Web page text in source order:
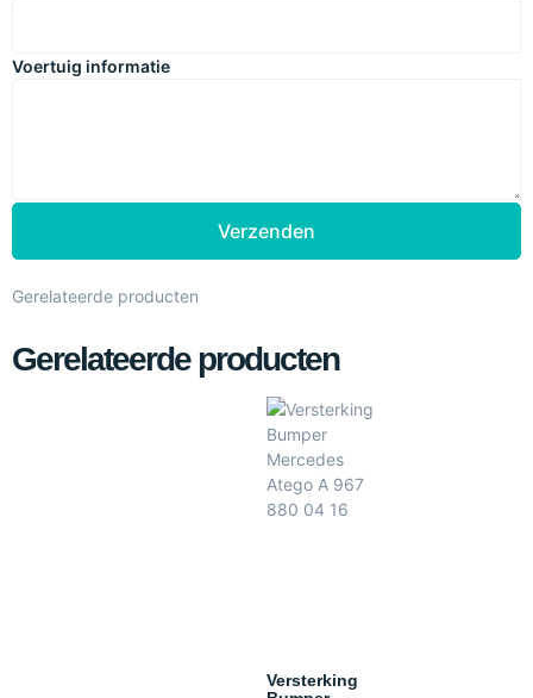
Voertuig informatie
Verzenden
Gerelateerde producten
Gerelateerde producten
Versterking